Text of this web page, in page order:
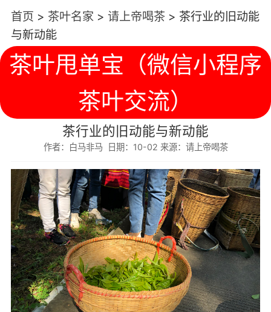
首页 > 茶叶名家> 请上帝喝茶> 茶行业的旧动能
与新动能
茶叶甩单宝（微信小程序
茶叶交流）
茶行业的旧动能与新动能
作者：白马非马 日期：10-02 来源：请上帝喝茶